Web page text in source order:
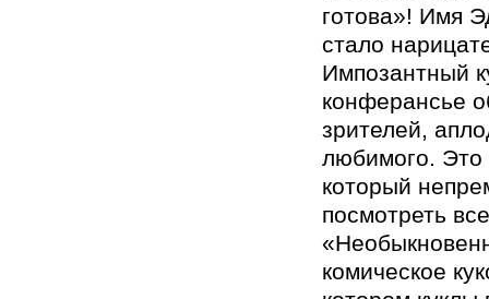
готова»! Имя
стало
Импозантный
конферансье
зрителей,
любимого. Это
который
посмотреть
комическое